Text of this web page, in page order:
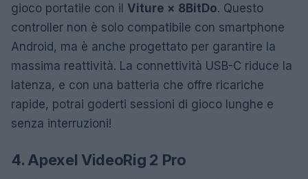
gioco portatile con il Viture × 8BitDo. Questo
controller non è solo compatibile con smartphone
Android, ma è anche progettato per garantire la
massima reattività. La connettività USB-C riduce la
latenza, e con una batteria che offre ricariche
rapide, potrai goderti sessioni di gioco lunghe e
senza interruzioni!
4. Apexel VideoRig 2 Pro